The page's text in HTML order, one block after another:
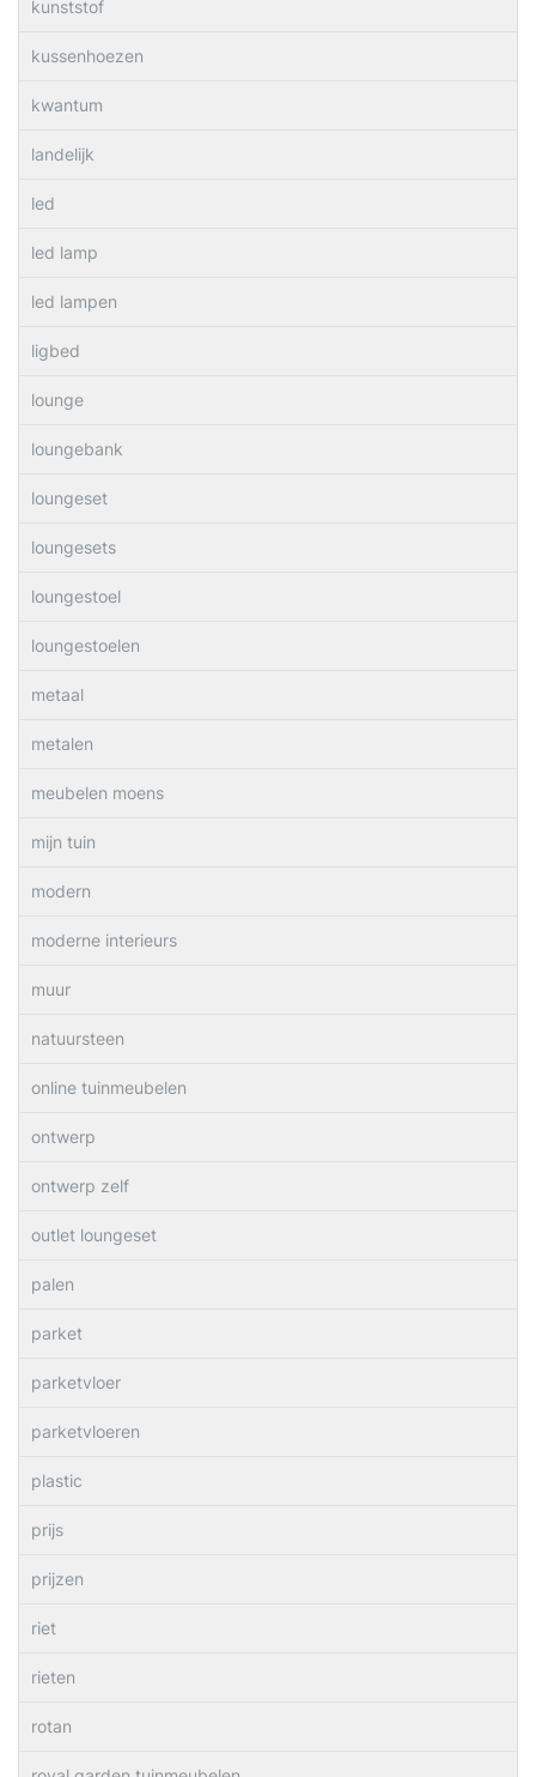
kunststof
kussenhoezen
kwantum
landelijk
led
led lamp
led lampen
ligbed
lounge
loungebank
loungeset
loungesets
loungestoel
loungestoelen
metaal
metalen
meubelen moens
mijn tuin
modern
moderne interieurs
muur
natuursteen
online tuinmeubelen
ontwerp
ontwerp zelf
outlet loungeset
palen
parket
parketvloer
parketvloeren
plastic
prijs
prijzen
riet
rieten
rotan